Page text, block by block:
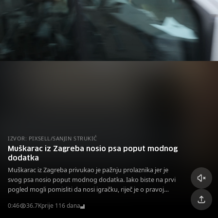
IZVOR: PIXSELL/SANJIN STRUKIĆ
Muškarac iz Zagreba nosio psa poput modnog
dodatka
Muškarac iz Zagreba privukao je pažnju prolaznika jer je
svog psa nosio poput modnog dodatka. Iako biste na prvi
pogled mogli pomisliti da nosi igračku, riječ je o pravoj
0:46 36.7Kprije 116 dana